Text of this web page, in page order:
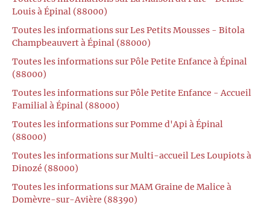
Louis à Épinal (88000)
Toutes les informations sur Les Petits Mousses - Bitola
Champbeauvert à Épinal (88000)
Toutes les informations sur Pôle Petite Enfance à Épinal
(88000)
Toutes les informations sur Pôle Petite Enfance - Accueil
Familial à Épinal (88000)
Toutes les informations sur Pomme d'Api à Épinal
(88000)
Toutes les informations sur Multi-accueil Les Loupiots à
Dinozé (88000)
Toutes les informations sur MAM Graine de Malice à
Domèvre-sur-Avière (88390)